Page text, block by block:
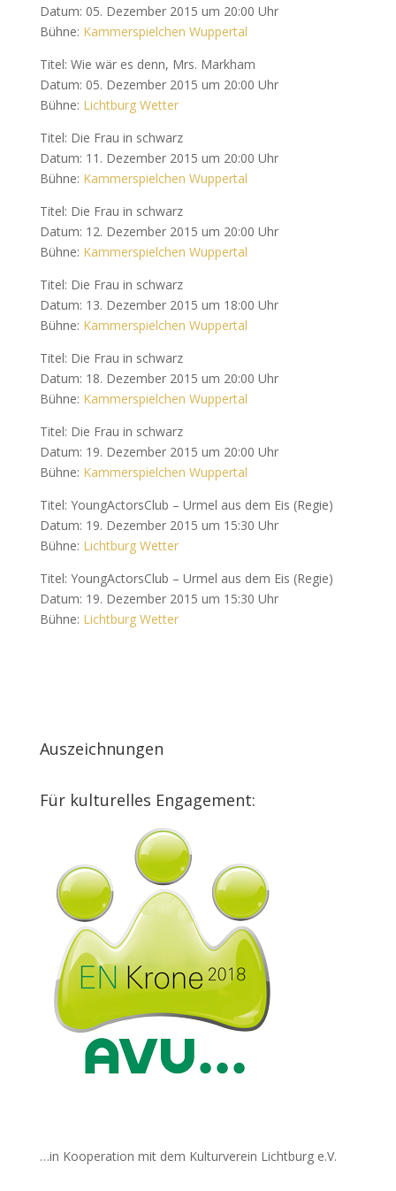
Datum: 05. Dezember 2015 um 20:00 Uhr
Bühne: Kammerspielchen Wuppertal
Titel: Wie wär es denn, Mrs. Markham
Datum: 05. Dezember 2015 um 20:00 Uhr
Bühne: Lichtburg Wetter
Titel: Die Frau in schwarz
Datum: 11. Dezember 2015 um 20:00 Uhr
Bühne: Kammerspielchen Wuppertal
Titel: Die Frau in schwarz
Datum: 12. Dezember 2015 um 20:00 Uhr
Bühne: Kammerspielchen Wuppertal
Titel: Die Frau in schwarz
Datum: 13. Dezember 2015 um 18:00 Uhr
Bühne: Kammerspielchen Wuppertal
Titel: Die Frau in schwarz
Datum: 18. Dezember 2015 um 20:00 Uhr
Bühne: Kammerspielchen Wuppertal
Titel: Die Frau in schwarz
Datum: 19. Dezember 2015 um 20:00 Uhr
Bühne: Kammerspielchen Wuppertal
Titel: YoungActorsClub – Urmel aus dem Eis (Regie)
Datum: 19. Dezember 2015 um 15:30 Uhr
Bühne: Lichtburg Wetter
Titel: YoungActorsClub – Urmel aus dem Eis (Regie)
Datum: 19. Dezember 2015 um 15:30 Uhr
Bühne: Lichtburg Wetter
Auszeichnungen
Für kulturelles Engagement:
…in Kooperation mit dem Kulturverein Lichtburg e.V.